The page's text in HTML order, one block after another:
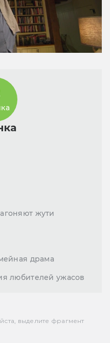
жути
драма
любителей ужасов
выделите фрагмент